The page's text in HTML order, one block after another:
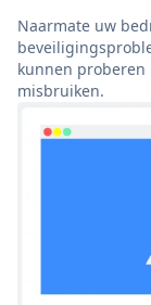
Naarmate uw
kunnen proberen
misbruiken.